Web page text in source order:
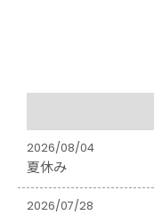
2026/08/04
夏休み
2026/07/28